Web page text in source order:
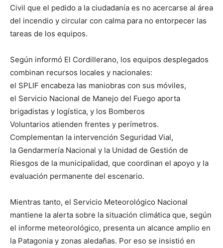
Civil que el pedido a la ciudadanía es no acercarse al área
del incendio y circular con calma para no entorpecer las
tareas de los equipos.
Según informó El Cordillerano, los equipos desplegados
combinan recursos locales y nacionales:
el SPLIF encabeza las maniobras con sus móviles,
el Servicio Nacional de Manejo del Fuego aporta
brigadistas y logística, y los Bomberos
Voluntarios atienden frentes y perímetros.
Complementan la intervención Seguridad Vial,
la Gendarmería Nacional y la Unidad de Gestión de
Riesgos de la municipalidad, que coordinan el apoyo y la
evaluación permanente del escenario.
Mientras tanto, el Servicio Meteorológico Nacional
mantiene la alerta sobre la situación climática que, según
el informe meteorológico, presenta un alcance amplio en
la Patagonia y zonas aledañas. Por eso se insistió en